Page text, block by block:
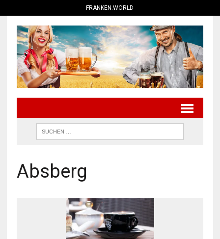
FRANKEN.WORLD
Absberg